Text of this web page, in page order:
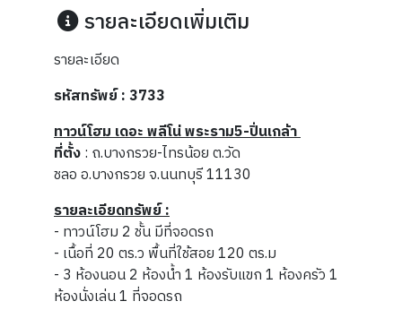
รายละเอียดเพิ่มเติม
รายละเอียด
รหัสทรัพย์ : 3733
ทาวน์โฮม เดอะ พลีโน่ พระราม5-ปิ่นเกล้า
ที่ตั้ง: ถ.บางกรวย-ไทรน้อย ต.วัด
ชลอ อ.บางกรวย จ.นนทบุรี 11130
รายละเอียดทรัพย์ :
- ทาวน์โฮม 2 ชั้น มีที่จอดรถ
- เนื้อที่ 20 ตร.ว พื้นที่ใช้สอย 120 ตร.ม
- 3 ห้องนอน 2 ห้องน้ำ 1 ห้องรับแขก 1 ห้องครัว 1
ห้องนั่งเล่น 1 ที่จอดรถ